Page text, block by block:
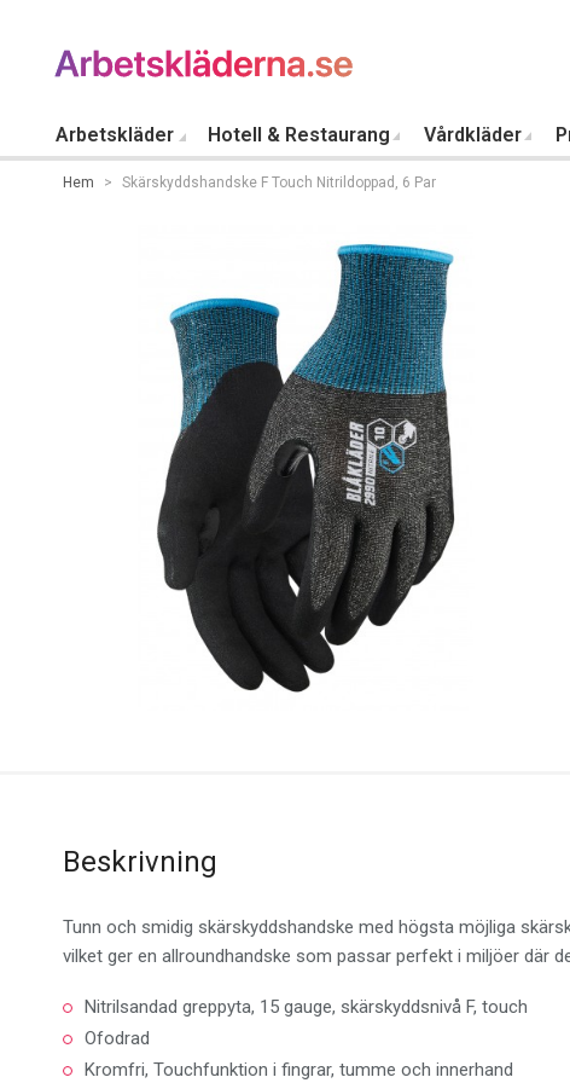
Arbetskläder Hotell & Restaurang Vårdkläder
Hem > Skärskyddshandske F Touch Nitrildoppad, 6 Par
Beskrivning
Tunn och smidig skärskyddshandske med högsta möjliga
vilket ger en allroundhandske som passar perfekt i miljöer där
Nitrilsandad greppyta, 15 gauge, skärskyddsnivå F, touch
Ofodrad
Kromfri, Touchfunktion i fingrar, tumme och innerhand